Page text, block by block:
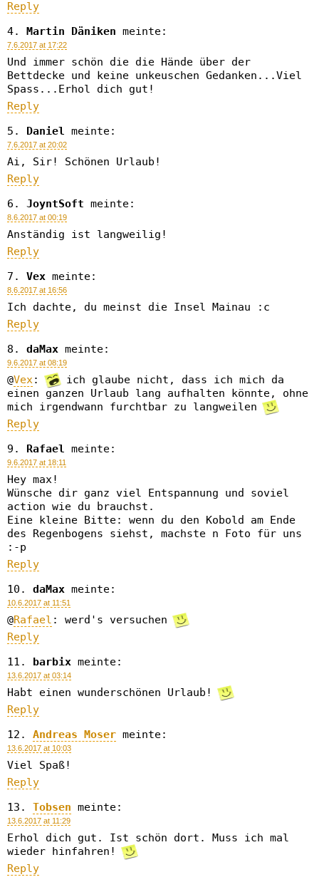
Reply
Martin Däniken meinte:
7.6.2017 at 17:22
Und immer schön die die Hände über der
Bettdecke und keine unkeuschen Gedanken...Viel
Spass...Erhol dich gut!
Reply
Daniel meinte:
7.6.2017 at 20:02
Ai, Sir! Schönen Urlaub!
Reply
JoyntSoft meinte:
8.6.2017 at 00:19
Anständig ist langweilig!
Reply
Vex meinte:
8.6.2017 at 16:56
Ich dachte, du meinst die Insel Mainau :c
Reply
daMax meinte:
9.6.2017 at 08:19
@Vex:
ich glaube nicht, dass ich mich da
einen ganzen Urlaub lang aufhalten könnte, ohne
mich irgendwann furchtbar zu langweilen
Reply
Rafael meinte:
9.6.2017 at 18:11
Hey max!
Wünsche dir ganz viel Entspannung und soviel
action wie du brauchst.
Eine kleine Bitte: wenn du den Kobold am Ende
des Regenbogens siehst, machste n Foto für uns
:-p
Reply
daMax meinte:
10.6.2017 at 11:51
@Rafael : werd's versuchen
Reply
barbix meinte:
13.6.2017 at 03:14
Habt einen wunderschönen Urlaub!
Reply
Andreas Moser meinte:
13.6.2017 at 10:03
Viel Spaß!
Reply
Tobsen meinte:
13.6.2017 at 11:29
Erhol dich gut. Ist schön dort. Muss ich mal
wieder hinfahren!
Reply